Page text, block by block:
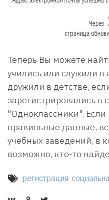
Теперь Вы можете
учились или служили
дружили в детстве,
зарегистрировались в
"Одноклассники". Если
правильные данные,
учебных заведений, в
возможно, кто-то
регистрация